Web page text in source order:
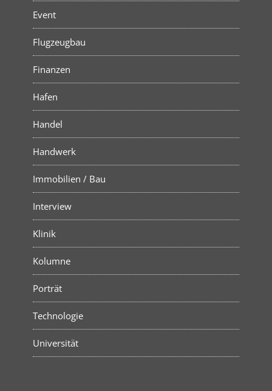
Event
Flugzeugbau
Finanzen
Hafen
Handel
Handwerk
Immobilien / Bau
Interview
Klinik
Kolumne
Porträt
Technologie
Universität